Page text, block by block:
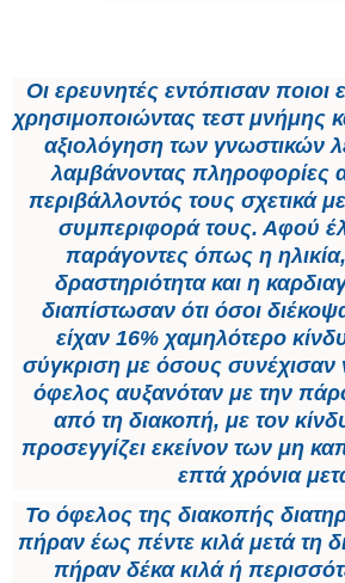
Οι ερευνητές εντόπισαν ποιοι
χρησιμοποιώντας τεστ μνήμης
αξιολόγηση των γνωστικών
λαμβάνοντας πληροφορίες
περιβάλλοντός τους σχετικά
συμπεριφορά τους. Αφού
παράγοντες όπως η
δραστηριότητα και η
διαπίστωσαν ότι όσοι
είχαν 16% χαμηλότερο
σύγκριση με όσους συνέχισαν
όφελος αυξανόταν με την
από τη διακοπή, με τον
προσεγγίζει εκείνον των μη
επτά χρόνια
Το όφελος της διακοπής
πήραν έως πέντε κιλά μετά τη
πήραν δέκα κιλά ή